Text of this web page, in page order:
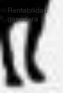
Rentabilidad
ganadera